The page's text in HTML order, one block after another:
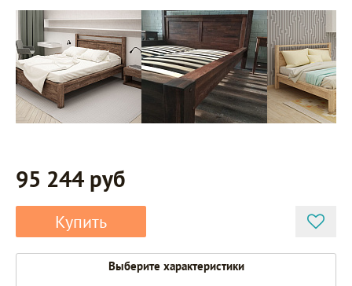
95 244 руб
Купить
Выберите характеристики